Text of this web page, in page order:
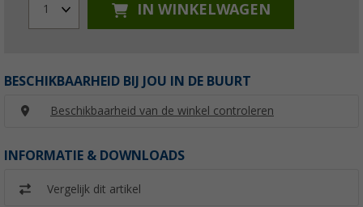
1 IN WINKELWAGEN
BESCHIKBAARHEID BIJ JOU IN DE BUURT
Beschikbaarheid van de winkel controleren
INFORMATIE & DOWNLOADS
Vergelijk dit artikel